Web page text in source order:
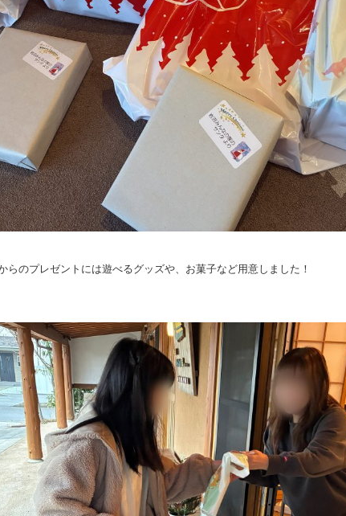
らのプレゼントには遊べるグッズや、お菓子など用意しました！